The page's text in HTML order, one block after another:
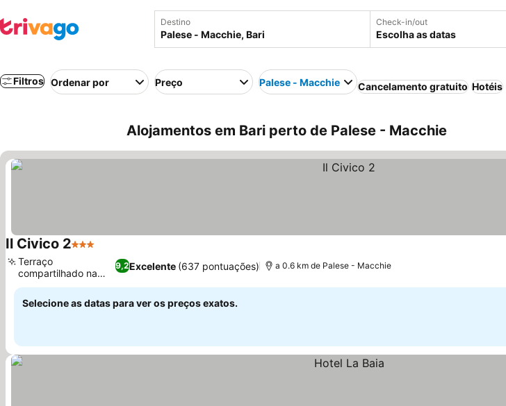
Destino Check-in/out
Escolha as datas
Filtros Ordenar por Preço Palese - Macchie Cancelamento gratuito Hotéis
Alojamentos em Bari perto de Palese - Macchie
Il Civico 23 Estrelas
9,2Excelente (637 pontuações)
Terraço
compartilhado na
cobertura
a 0.6 km de Palese - Macchie
Selecione as datas para ver os preços exatos.